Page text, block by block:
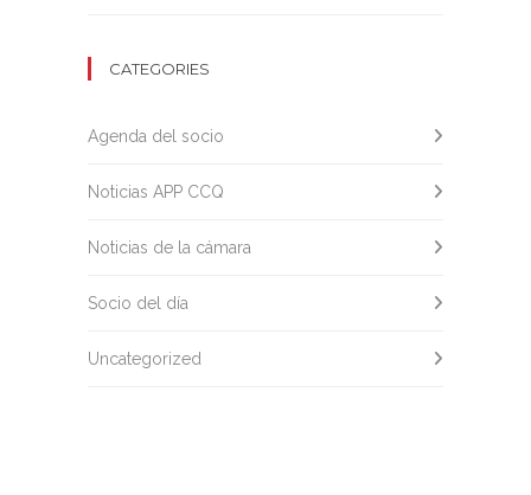
CATEGORIES
Agenda del socio
Noticias APP CCQ
Noticias de la cámara
Socio del día
Uncategorized